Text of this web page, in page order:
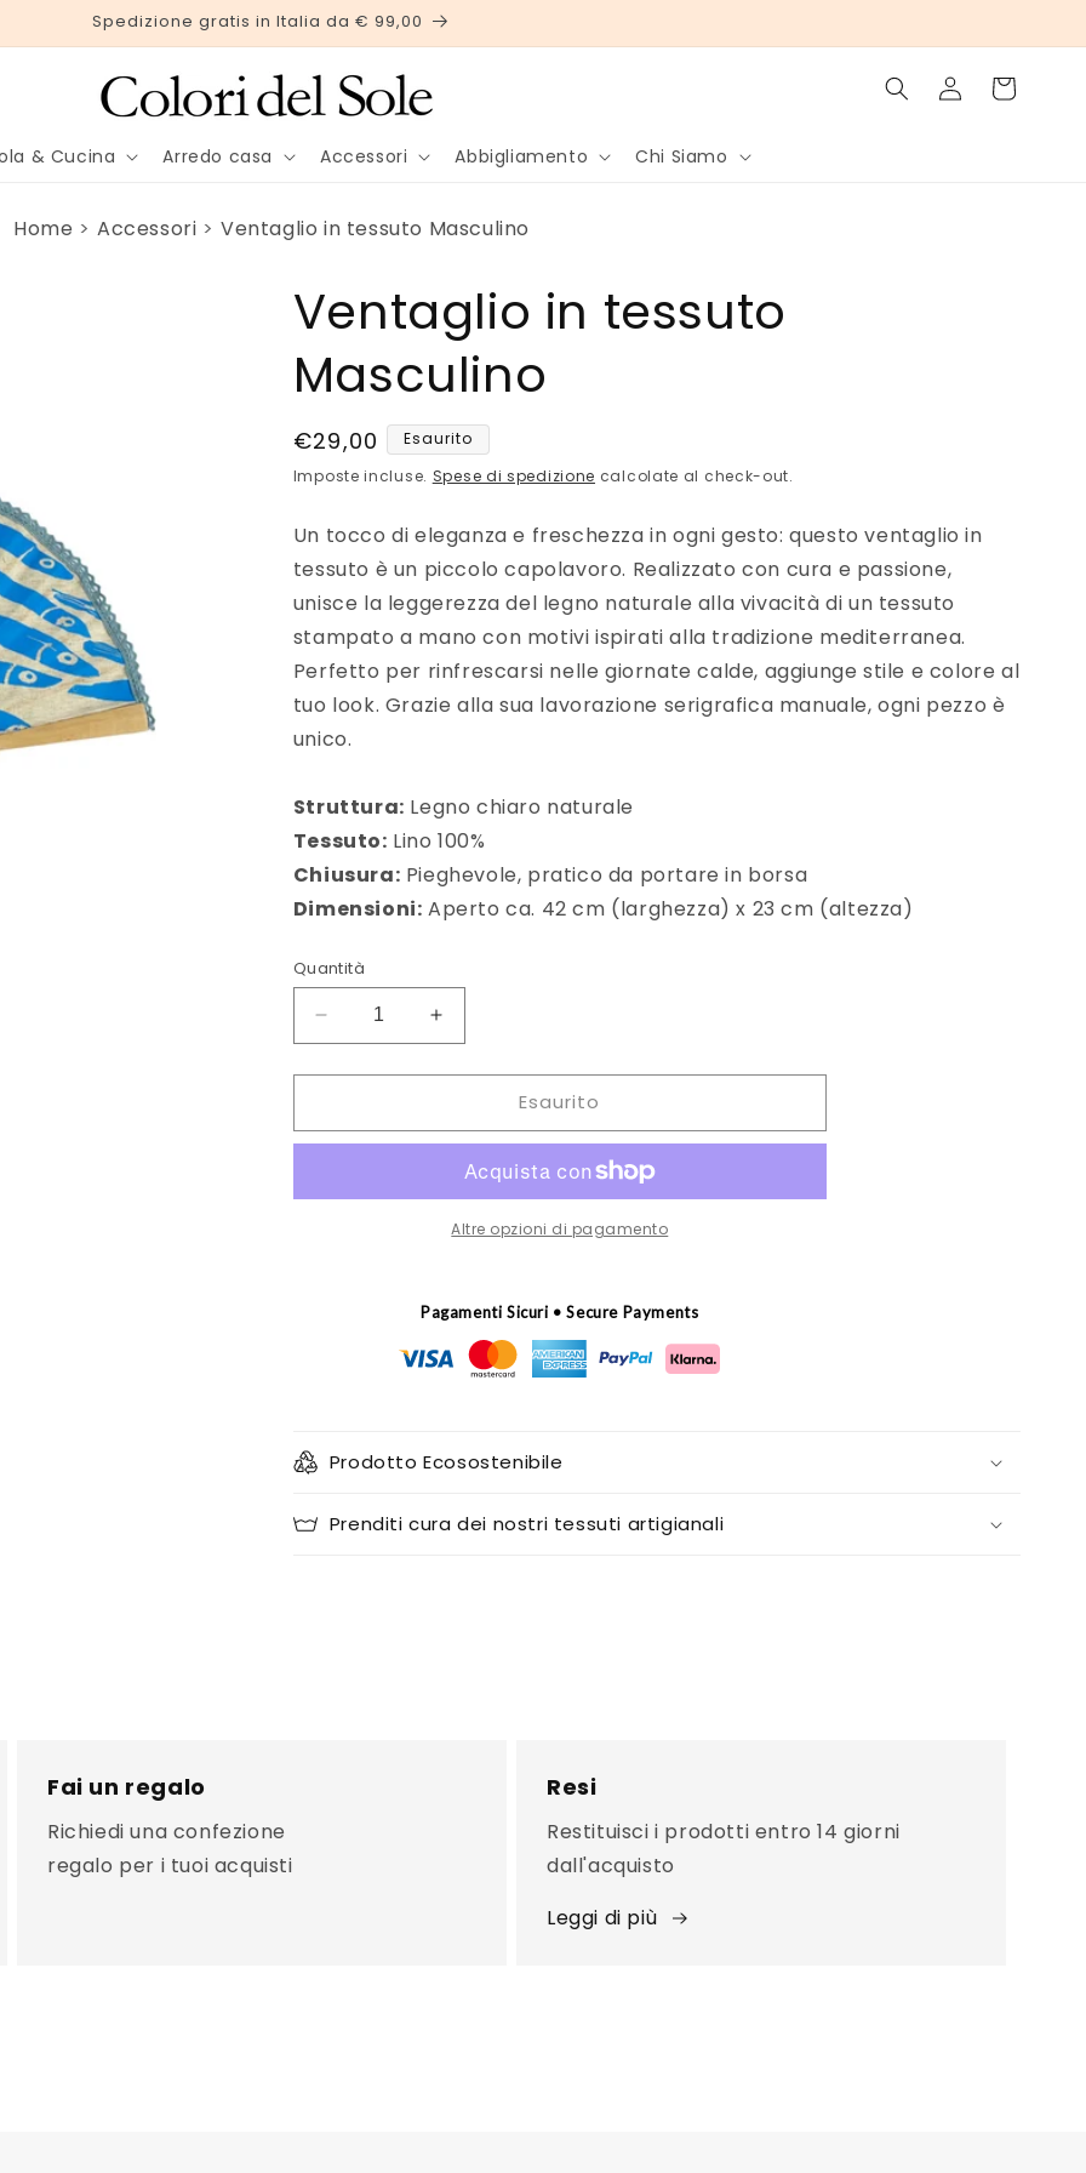
Spedizione gratis in Italia da € 99,00
& Cucina Arredo casa Accessori Abbigliamento Chi Siamo
Accedi Carrello
Home Accessori Ventaglio in tessuto Masculino
Ventaglio in tessuto
Masculino
Prezzo
di
€29,00
Esaurito
Imposte incluse. Spese di spedizione calcolate al check-out.
Un tocco di eleganza e freschezza in ogni gesto: questo ventaglio in
tessuto è un piccolo capolavoro. Realizzato con cura e passione,
unisce la leggerezza del legno naturale alla vivacità di un tessuto
stampato a mano con motivi ispirati alla tradizione mediterranea.
Perfetto per rinfrescarsi nelle giornate calde, aggiunge stile e colore al
tuo look. Grazie alla sua lavorazione serigrafica manuale, ogni pezzo è
unico.
Struttura: Legno chiaro naturale
Tessuto: Lino 100%
Chiusura: Pieghevole, pratico da portare in borsa
Dimensioni: Aperto ca. 42 cm (larghezza) x 23 cm (altezza)
Quantità
Diminuisci
quantità
per
in
Aumenta
quantità
per
Ventaglio
in
Masculino
Esaurito
Altre opzioni di pagamento
Pagamenti Sicuri • Secure Payments
Prodotto Ecosostenibile
Prenditi cura dei nostri tessuti artigianali
Fai un regalo
Richiedi una confezione
regalo per i tuoi acquisti
Resi
Restituisci i prodotti entro 14 giorni
dall'acquisto
Leggi di più